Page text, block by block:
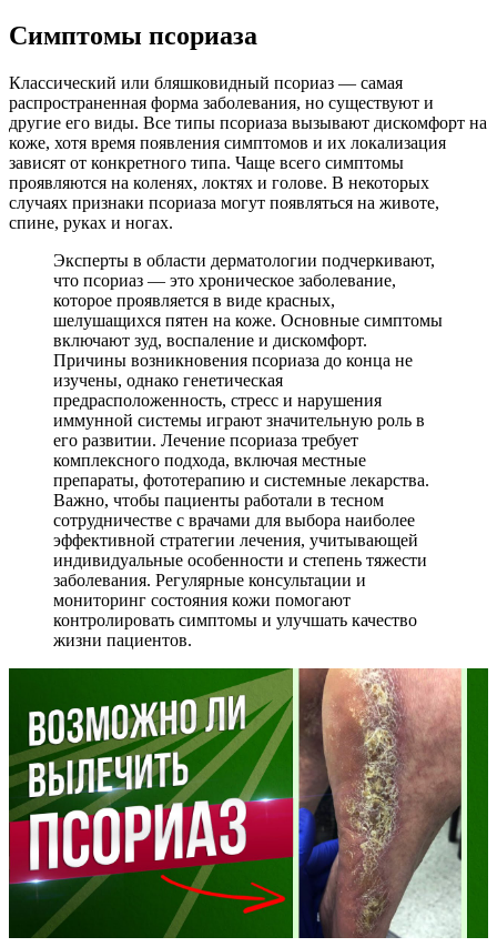
Cимптомы псориаза
Классический или бляшковидный псориаз — самая
распространенная форма заболевания, но существуют и
другие его виды. Все типы псориаза вызывают дискомфорт на
коже, хотя время появления симптомов и их локализация
зависят от конкретного типа. Чаще всего симптомы
проявляются на коленях, локтях и голове. В некоторых
случаях признаки псориаза могут появляться на животе,
спине, руках и ногах.
Эксперты в области дерматологии подчеркивают,
что псориаз — это хроническое заболевание,
которое проявляется в виде красных,
шелушащихся пятен на коже. Основные симптомы
включают зуд, воспаление и дискомфорт.
Причины возникновения псориаза до конца не
изучены, однако генетическая
предрасположенность, стресс и нарушения
иммунной системы играют значительную роль в
его развитии. Лечение псориаза требует
комплексного подхода, включая местные
препараты, фототерапию и системные лекарства.
Важно, чтобы пациенты работали в тесном
сотрудничестве с врачами для выбора наиболее
эффективной стратегии лечения, учитывающей
индивидуальные особенности и степень тяжести
заболевания. Регулярные консультации и
мониторинг состояния кожи помогают
контролировать симптомы и улучшать качество
жизни пациентов.